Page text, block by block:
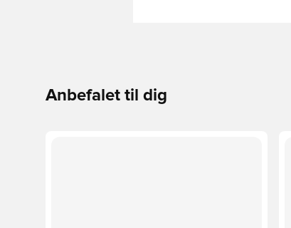
Anbefalet til dig